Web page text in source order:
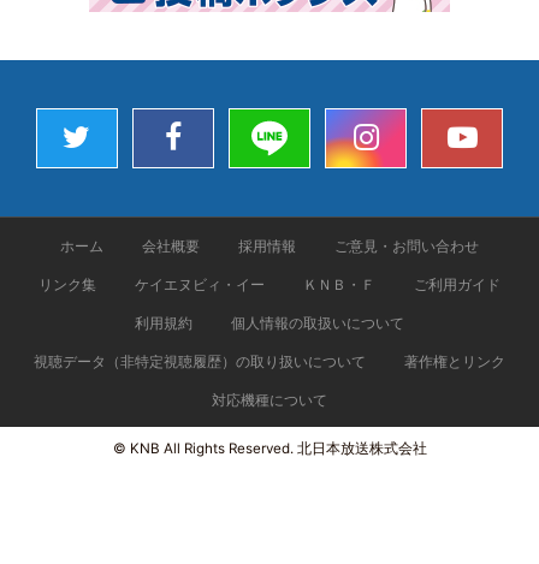
ホーム 会社概要 採用情報 ご意見・お問い合わせ
リンク集 ケイエヌビィ・イー ＫＮＢ・Ｆ ご利用ガイド
利用規約 個人情報の取扱いについて
視聴データ（非特定視聴履歴）の取り扱いについて 著作権とリンク
対応機種について
© KNB All Rights Reserved. 北日本放送株式会社